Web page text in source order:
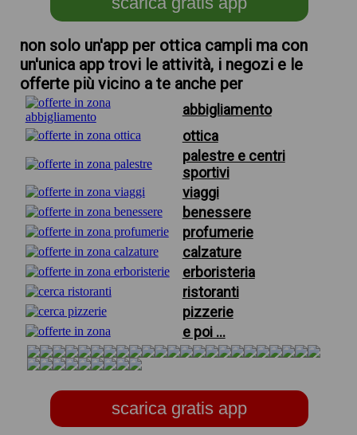
non solo un'app per ottica campli ma con
un'unica app trovi le attività, i negozi e le
offerte più vicino a te anche per
abbigliamento
ottica
palestre e centri
sportivi
viaggi
benessere
profumerie
calzature
erboristeria
ristoranti
pizzerie
e poi ...
scarica gratis app